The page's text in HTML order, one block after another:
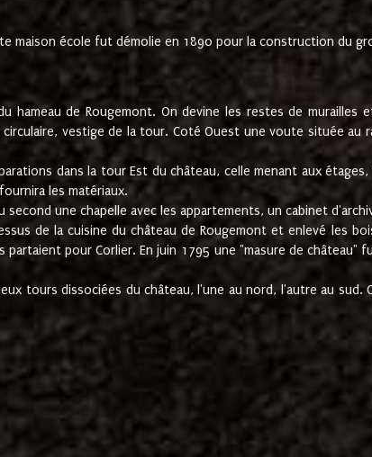
maison école fut démolie en 1890 pour la construction du
de Rougemont. On devine les restes de murailles
vestige de la tour. Coté Ouest une voute située au
dans la tour Est du château, celle menant aux étages,
les matériaux.
une chapelle avec les appartements, un cabinet
de la cuisine du château de Rougemont et enlevé les
pour Corlier. En juin 1795 une "masure de château"
tours dissociées du château, l'une au nord, l'autre au sud.